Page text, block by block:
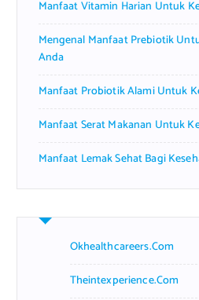
:Manfaat Vitamin Harian Untuk
Mengenal Manfaat Prebiotik
Anda
Manfaat Probiotik Alami Untuk
Manfaat Serat Makanan Untuk
Manfaat Lemak Sehat Bagi
Okhealthcareers.com
Theintexperience.com